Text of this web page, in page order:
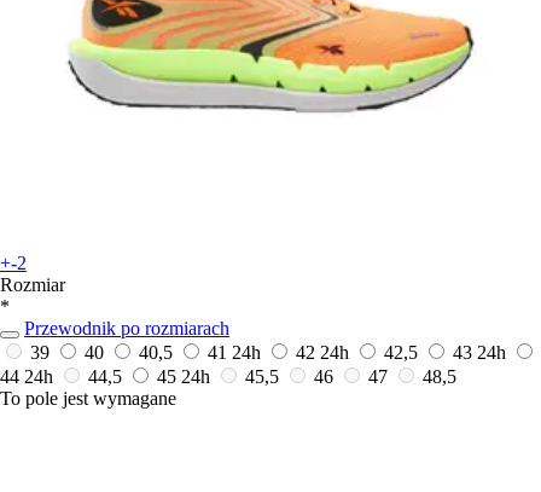
+-2
Rozmiar
*
Przewodnik po rozmiarach
39
40 40,5 41 24h 42 24h 42,5 43 24h
44 24h 44,5 45 24h 45,5 46 47
48,5
To pole jest wymagane